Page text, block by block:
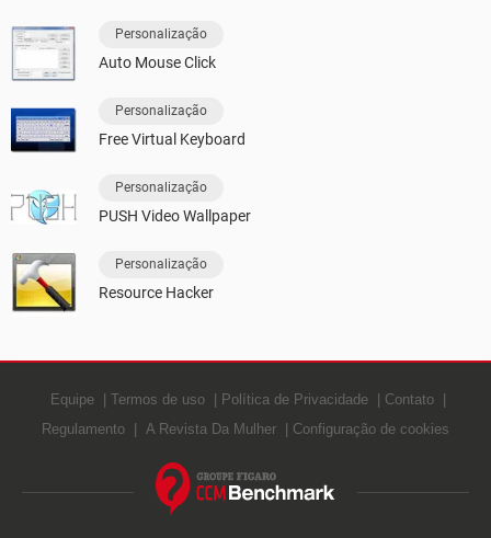
Personalização
Auto Mouse Click
Personalização
Free Virtual Keyboard
Personalização
PUSH Video Wallpaper
Personalização
Resource Hacker
Equipe Termos de uso Política de Privacidade
Contato
Regulamento
A Revista Da Mulher Configuração de cookies